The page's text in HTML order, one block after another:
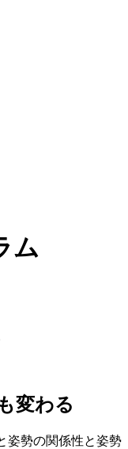
ム
変わる
姿勢の関係性と姿勢